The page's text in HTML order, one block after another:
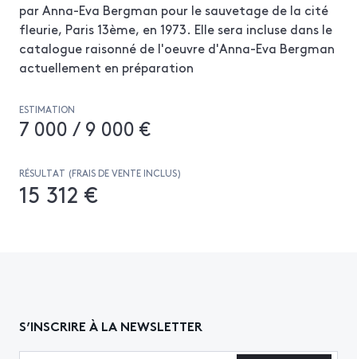
par Anna-Eva Bergman pour le sauvetage de la cité
fleurie, Paris 13ème, en 1973. Elle sera incluse dans le
catalogue raisonné de l'oeuvre d'Anna-Eva Bergman
actuellement en préparation
ESTIMATION
7 000 / 9 000 €
RÉSULTAT (FRAIS DE VENTE INCLUS)
15 312 €
S’INSCRIRE À LA NEWSLETTER